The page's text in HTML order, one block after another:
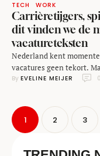
TECH WORK
Carrièretijgers,
dit vinden we de
vacatureteksten
Nederland kent
vacatures geen tekort.
worden, heeft best
taalplatform Preply op
By EVELINE MEIJER 0
1 2 3